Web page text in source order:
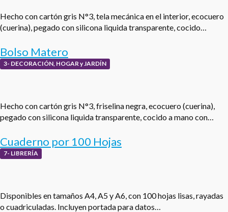
Hecho con cartón gris N°3, tela mecánica en el interior, ecocuero
(cuerina), pegado con silicona liquida transparente, cocido…
Bolso Matero
3- DECORACIÓN, HOGAR y JARDÍN
Hecho con cartón gris N°3, friselina negra, ecocuero (cuerina),
pegado con silicona liquida transparente, cocido a mano con…
Cuaderno por 100 Hojas
7- LIBRERÍA
Disponibles en tamaños A4, A5 y A6, con 100 hojas lisas, rayadas
o cuadriculadas. Incluyen portada para datos…